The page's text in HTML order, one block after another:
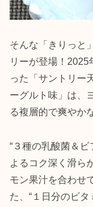
そんな「きりっと
リーが登場！
った「サントリー
ーグルト味」は、
る複層的で爽やか
“３種の乳酸菌＆
よるコク深く滑ら
モン果汁を合わせ
た、“１日分のビ